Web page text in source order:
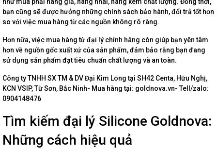
bạn cũng sẽ được hưởng những chính sách bảo hành, đổi trả tốt hơn
so với việc mua hàng từ các nguồn không rõ ràng.
Hơn nữa, việc mua hàng từ đại lý chính hãng còn giúp bạn yên tâm
hơn về nguồn gốc xuất xứ của sản phẩm, đảm bảo rằng bạn đang
sử dụng sản phẩm đạt tiêu chuẩn chất lượng và an toàn.
Công ty TNHH SX TM & DV Đại Kim Long tại SH42 Centa, Hữu Nghị,
KCN VSIP, Từ Sơn, Bắc Ninh- Mua hàng tại: goldnova.vn- Tell/zalo:
0904148476
Tìm kiếm đại lý Silicone Goldnova:
Những cách hiệu quả